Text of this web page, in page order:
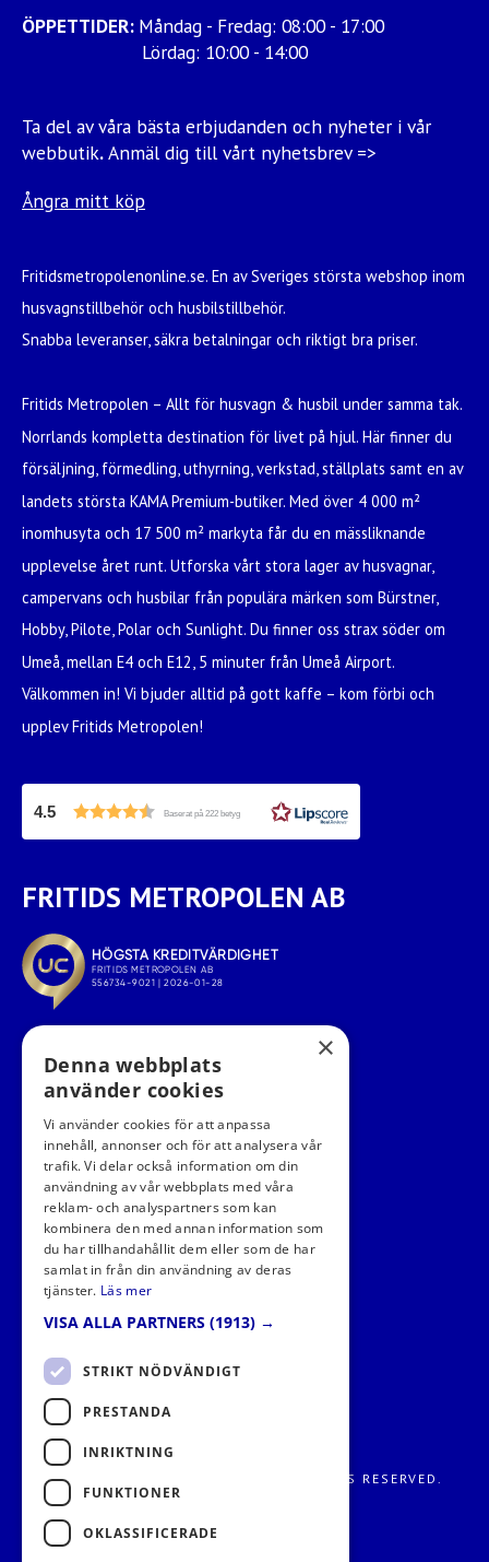
ÖPPETTIDER: Måndag - Fredag: 08:00 - 17:00
Lördag: 10:00 - 14:00
Ta del av våra bästa erbjudanden och nyheter i vår
webbutik.Anmäl dig till vårt nyhetsbrev =>
Ångra mitt köp
Fritidsmetropolenonline.se. En av Sveriges största webshop inom
husvagnstillbehör och husbilstillbehör.
Snabba leveranser, säkra betalningar och riktigt bra priser.
Fritids Metropolen – Allt för husvagn & husbil under samma tak.
Norrlands kompletta destination för livet på hjul. Här finner du
försäljning, förmedling, uthyrning, verkstad, ställplats samt en av
landets största KAMA Premium-butiker. Med över 4 000 m²
inomhusyta och 17 500 m² markyta får du en mässliknande
upplevelse året runt. Utforska vårt stora lager av husvagnar,
campervans och husbilar från populära märken som Bürstner,
Hobby, Pilote, Polar och Sunlight. Du finner oss strax söder om
Umeå, mellan E4 och E12, 5 minuter från Umeå Airport.
Välkommen in! Vi bjuder alltid på gott kaffe – kom förbi och
upplev Fritids Metropolen!
4.5 Baserat på 222 betyg
FRITIDS METROPOLEN AB
FÖLJ OSS I SOCIALA MEDIER
FRITIDS METROPOLEN AB 2026. ALL RIGHTS RESERVED.
×
Denna webbplats
använder cookies
Vi använder cookies för att anpassa
innehåll, annonser och för att analysera vår
trafik. Vi delar också information om din
användning av vår webbplats med våra
reklam- och analyspartners som kan
kombinera den med annan information som
du har tillhandahållit dem eller som de har
samlat in från din användning av deras
tjänster. Läs mer
VISA ALLA PARTNERS (1913) →
STRIKT NÖDVÄNDIGT
PRESTANDA
INRIKTNING
FUNKTIONER
OKLASSIFICERADE